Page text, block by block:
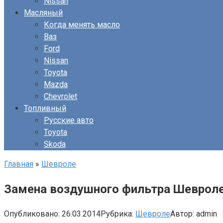
Масляный
Когда менять масло
Ваз
Ford
Nissan
Toyota
Mazda
Chevrolet
Топливный
Русские авто
Toyota
Skoda
Главная » Шевроле
Замена воздушного фильтра
Опубликовано: 26.03.2014Рубрика: ШевролеАвтор: admin